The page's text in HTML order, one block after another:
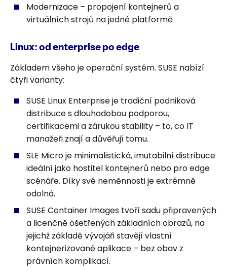
Modernizace – propojení kontejnerů a
virtuálních strojů na jedné platformě
Linux: od enterprise po edge
Základem všeho je operační systém. SUSE nabízí
čtyři varianty:
SUSE Linux Enterprise je tradiční podniková
distribuce s dlouhodobou podporou,
certifikacemi a zárukou stability – to, co IT
manažeři znají a důvěřují tomu.
SLE Micro je minimalistická, imutabilní distribuce
ideální jako hostitel kontejnerů nebo pro edge
scénáře. Díky své neměnnosti je extrémně
odolná.
SUSE Container Images tvoří sadu připravených
a licenčně ošetřených základních obrazů, na
jejichž základě vývojáři stavějí vlastní
kontejnerizované aplikace – bez obav z
právních komplikací.